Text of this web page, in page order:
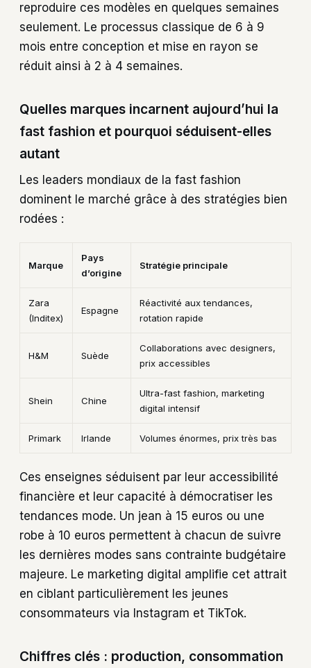
reproduire ces modèles en quelques semaines
seulement. Le processus classique de 6 à 9
mois entre conception et mise en rayon se
réduit ainsi à 2 à 4 semaines.
Quelles marques incarnent aujourd’hui la
fast fashion et pourquoi séduisent-elles
autant
Les leaders mondiaux de la fast fashion
dominent le marché grâce à des stratégies bien
rodées :
Marque
Pays
d’origine
Stratégie principale
Zara
(Inditex)
Espagne
Réactivité aux tendances,
rotation rapide
H&M Suède
Collaborations avec designers,
prix accessibles
Shein Chine
Ultra-fast fashion, marketing
digital intensif
Primark Irlande Volumes énormes, prix très bas
Ces enseignes séduisent par leur accessibilité
financière et leur capacité à démocratiser les
tendances mode. Un jean à 15 euros ou une
robe à 10 euros permettent à chacun de suivre
les dernières modes sans contrainte budgétaire
majeure. Le marketing digital amplifie cet attrait
en ciblant particulièrement les jeunes
consommateurs via Instagram et TikTok.
Chiffres clés : production, consommation